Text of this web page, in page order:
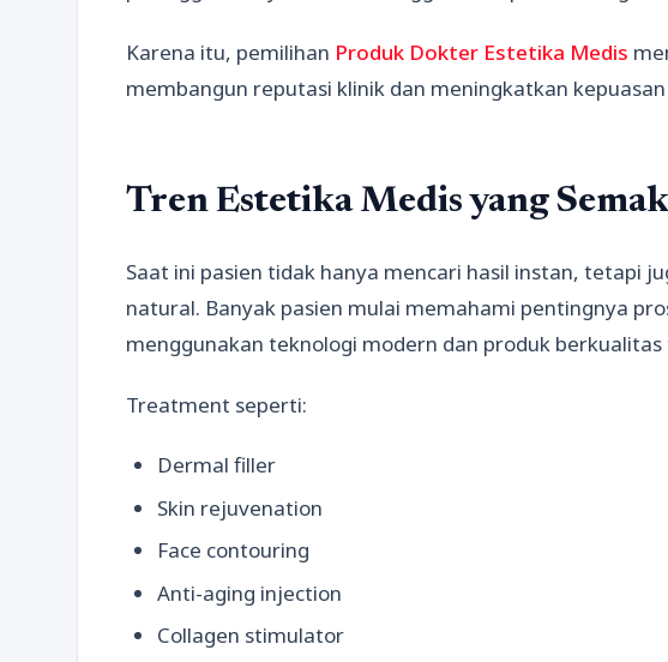
Karena itu, pemilihan Produk Dokter Estetika Medis
membangun reputasi klinik dan meningkatkan kepuasan
Tren Estetika Medis yang
Saat ini pasien tidak hanya mencari hasil instan, tetapi
natural. Banyak pasien mulai memahami pentingnya
menggunakan teknologi modern dan produk berkualitas
Treatment seperti:
Dermal filler
Skin rejuvenation
Face contouring
Anti-aging injection
Collagen stimulator